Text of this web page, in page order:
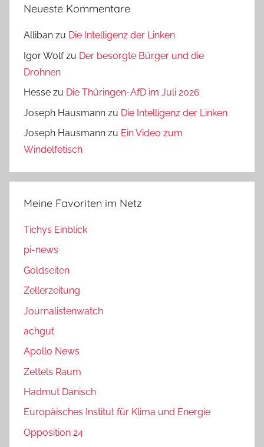
Neueste Kommentare
Alliban zu Die Intelligenz der Linken
Igor Wolfzu Der besorgte Bürger und die
Drohnen
Hesse zu Die Thüringen-AfD im Juli 2026
Joseph Hausmann zu Die Intelligenz der Linken
Joseph Hausmann zu Ein Video zum
Windelfetisch
Meine Favoriten im Netz
Tichys Einblick
pi-news
Goldseiten
Zellerzeitung
Journalistenwatch
achgut
Apollo News
Zettels Raum
Hadmut Danisch
Europäisches Institut für Klima und Energie
Opposition 24